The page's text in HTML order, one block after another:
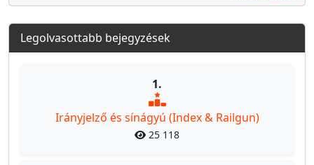
Legolvasottabb bejegyzések
1.
Irányjelző és sínágyú (Index & Railgun)
25 118